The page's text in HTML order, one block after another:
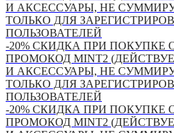
И АКСЕССУАРЫ, НЕ
ТОЛЬКО ДЛЯ
ПОЛЬЗОВАТЕЛЕЙ
-20% СКИДКА ПРИ ПОКУПКЕ
ПРОМОКОД MINT2
И АКСЕССУАРЫ, НЕ
ТОЛЬКО ДЛЯ
ПОЛЬЗОВАТЕЛЕЙ
-20% СКИДКА ПРИ ПОКУПКЕ
ПРОМОКОД MINT2